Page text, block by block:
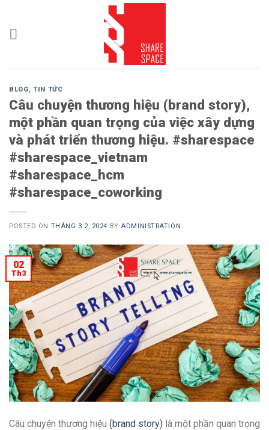
content
BLOG,TIN TỨC
Câu chuyện thương hiệu (brand story),
một phần quan trọng của việc xây dựng
và phát triển thương hiệu. #sharespace
#sharespace_vietnam
#sharespace_hcm
#sharespace_coworking
POSTED ON THÁNG 3 2, 2024 BY ADMINISTRATION
02
Th3
Câu chuyện thương hiệu (brand story) là một phần quan trọng